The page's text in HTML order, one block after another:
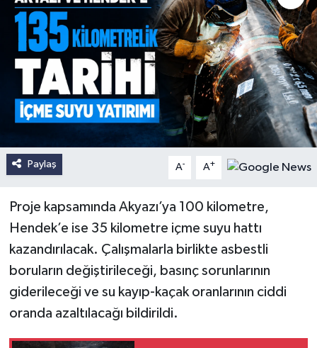
Paylaş A- A+
Proje kapsamında Akyazı’ya 100 kilometre,
Hendek’e ise 35 kilometre içme suyu hattı
kazandırılacak. Çalışmalarla birlikte asbestli
boruların değiştirileceği, basınç sorunlarının
giderileceği ve su kayıp-kaçak oranlarının ciddi
oranda azaltılacağı bildirildi.